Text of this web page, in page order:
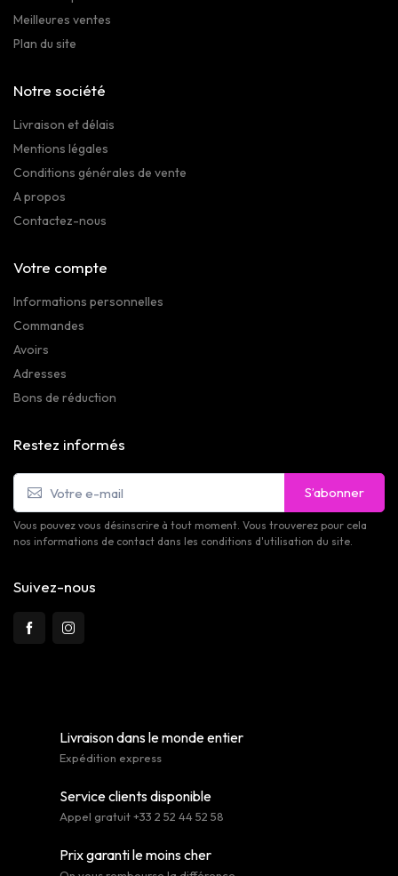
Meilleures ventes
Plan du site
Notre société
Livraison et délais
Mentions légales
Conditions générales de vente
A propos
Contactez-nous
Votre compte
Informations personnelles
Commandes
Avoirs
Adresses
Bons de réduction
Restez informés
S’abonner
Vous pouvez vous désinscrire à tout moment. Vous trouverez pour cela
nos informations de contact dans les conditions d'utilisation du site.
Suivez-nous
Livraison dans le monde entier
Expédition express
Service clients disponible
Appel gratuit +33 2 52 44 52 58
Prix garanti le moins cher